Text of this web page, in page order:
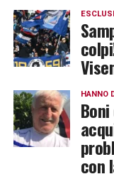
HANNO
con